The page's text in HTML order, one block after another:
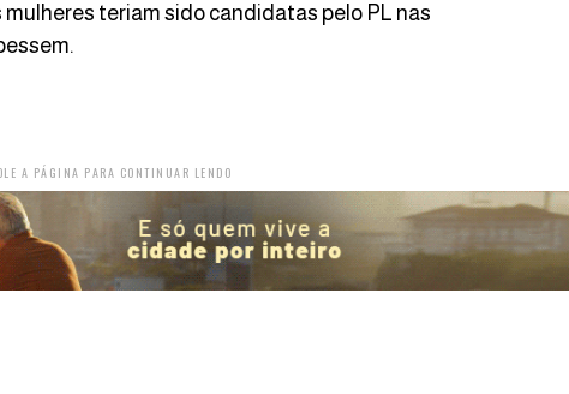
teriam sido candidatas pelo PL nas
A PÁGINA PARA CONTINUAR LENDO